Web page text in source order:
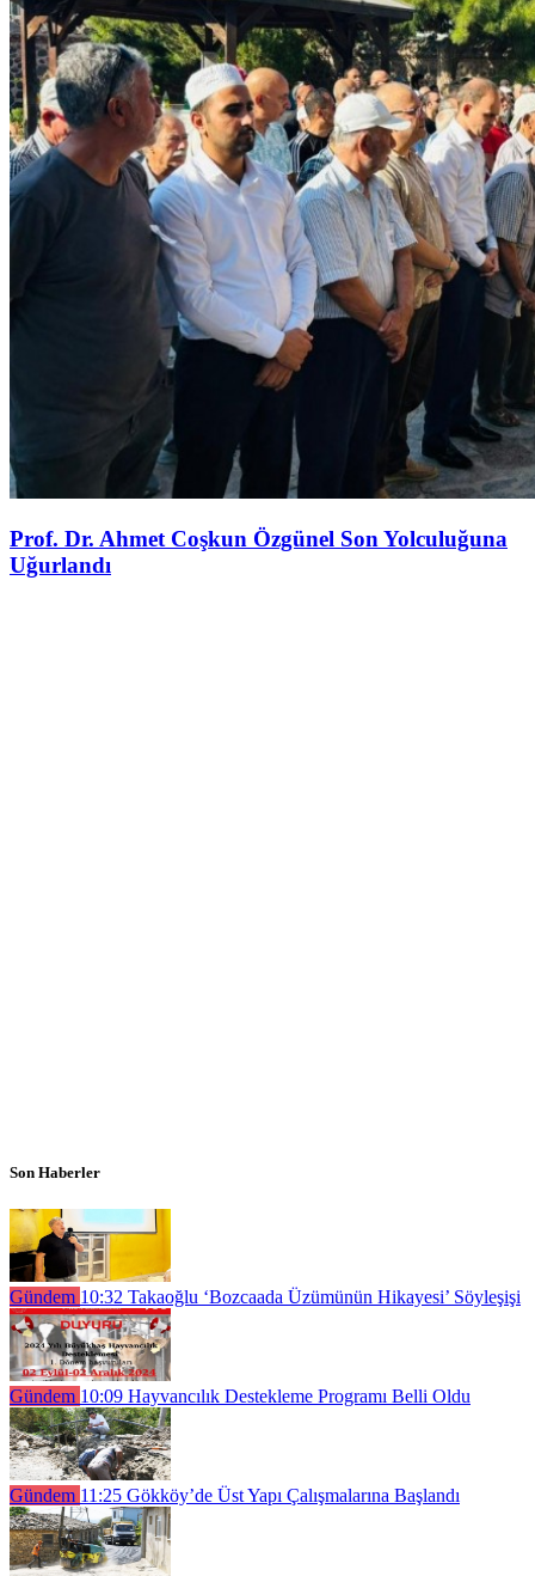
Prof. Dr. Ahmet Coşkun Özgünel Son Yolculuğuna
Uğurlandı
Son Haberler
Gündem 10:32 Takaoğlu ‘Bozcaada Üzümünün Hikayesi’ Söyleşişi
Gündem 10:09 Hayvancılık Destekleme Programı Belli Oldu
Gündem 11:25 Gökköy’de Üst Yapı Çalışmalarına Başlandı